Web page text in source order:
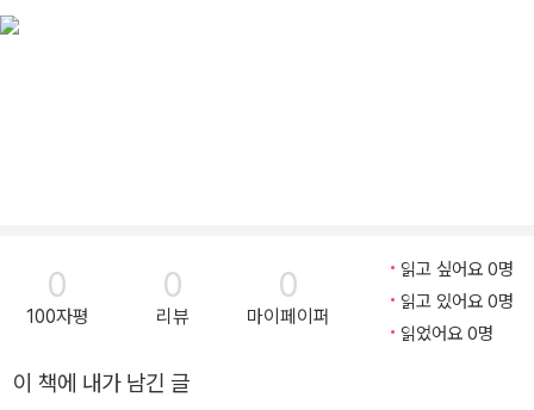
0
100자평
0
리뷰
0
마이페이퍼
읽고 싶어요 0명
읽고 있어요 0명
읽었어요 0명
이 책에 내가 남긴 글